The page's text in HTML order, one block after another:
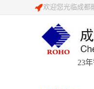
欢迎您光临成都
23